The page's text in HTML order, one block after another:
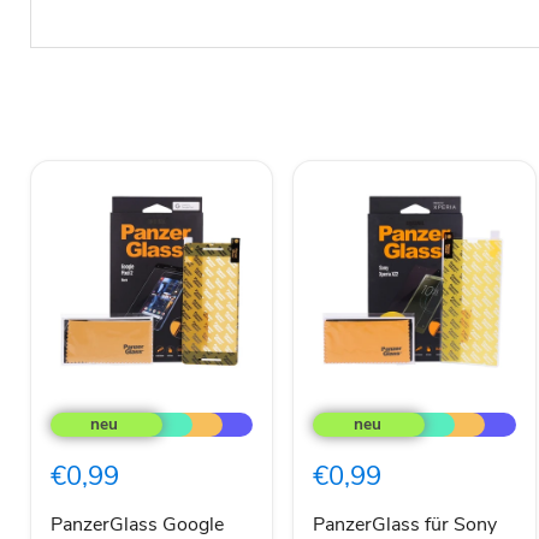
Google
Pixel
Displayschutz
€0,99
PanzerGlass Google
für
Sony
XZ2
transparent
€0,99
PanzerGlass für Sony